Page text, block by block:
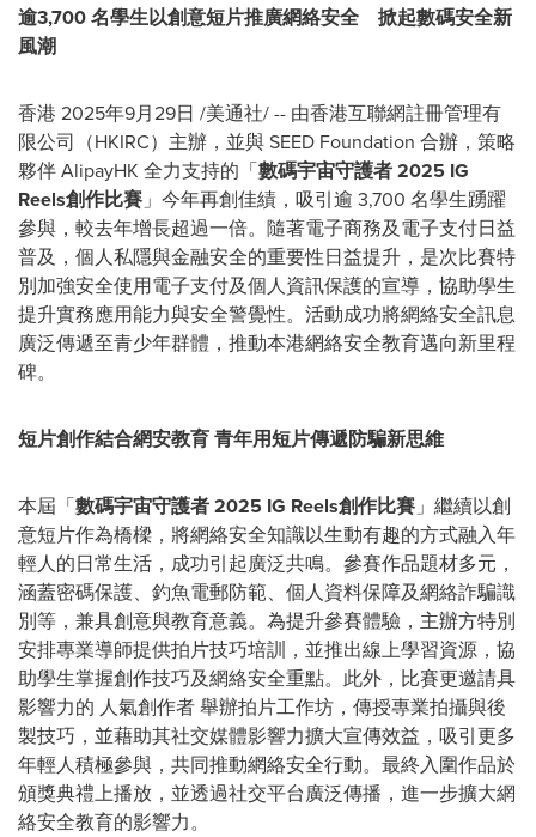
逾3,700名學生以創意短片推廣網絡安全 掀起數碼安全新
風潮
香港 2025年9月29日 /美通社/ -- 由香港互聯網註冊管理有
限公司（HKIRC）主辦，並與 SEED Foundation 合辦，策略
夥伴 AlipayHK 全力支持的「數碼宇宙守護者2025 IG
Reels創作比賽 」今年再創佳績，吸引逾 3,700 名學生踴躍
參與，較去年增長超過一倍。隨著電子商務及電子支付日益
普及，個人私隱與金融安全的重要性日益提升，是次比賽特
別加強安全使用電子支付及個人資訊保護的宣導，協助學生
提升實務應用能力與安全警覺性。活動成功將網絡安全訊息
廣泛傳遞至青少年群體，推動本港網絡安全教育邁向新里程
碑。
短片創作結合網安教育 青年用短片傳遞防騙新思維
本屆「數碼宇宙守護者2025 IG Reels創作比賽 」繼續以創
意短片作為橋樑，將網絡安全知識以生動有趣的方式融入年
輕人的日常生活，成功引起廣泛共鳴。參賽作品題材多元，
涵蓋密碼保護、釣魚電郵防範、個人資料保障及網絡詐騙識
別等，兼具創意與教育意義。為提升參賽體驗，主辦方特別
安排專業導師提供拍片技巧培訓，並推出線上學習資源，協
助學生掌握創作技巧及網絡安全重點。此外，比賽更邀請具
影響力的 人氣創作者 舉辦拍片工作坊，傳授專業拍攝與後
製技巧，並藉助其社交媒體影響力擴大宣傳效益，吸引更多
年輕人積極參與，共同推動網絡安全行動。最終入圍作品於
頒獎典禮上播放，並透過社交平台廣泛傳播，進一步擴大網
絡安全教育的影響力。